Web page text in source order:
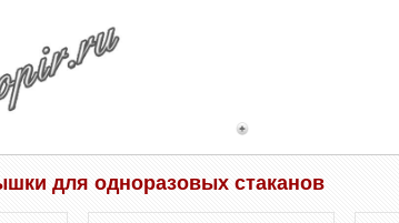
для одноразовых стаканов